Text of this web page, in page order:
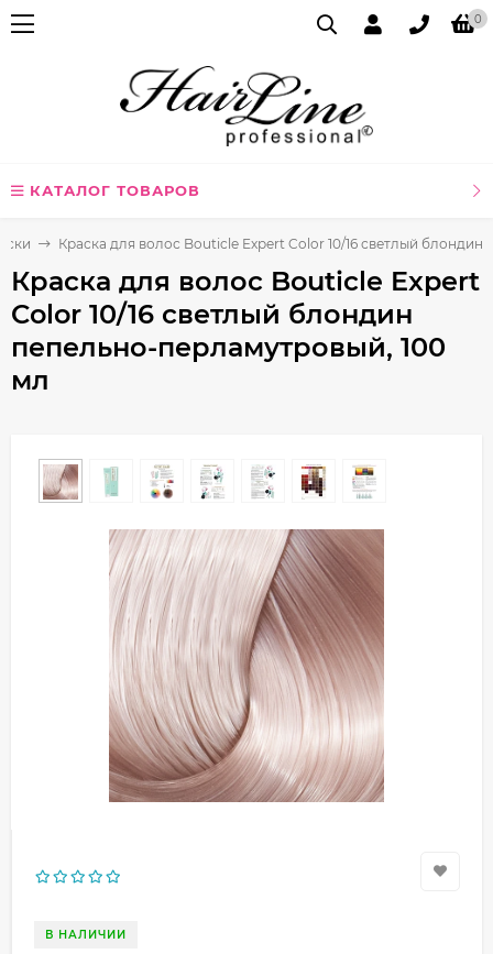
0
КАТАЛОГ ТОВАРОВ
Краска для волос Bouticle Expert Color 10/16 светлый
Краска для волос Bouticle Expert
Color 10/16 светлый блондин
пепельно-перламутровый, 100
мл
В НАЛИЧИИ